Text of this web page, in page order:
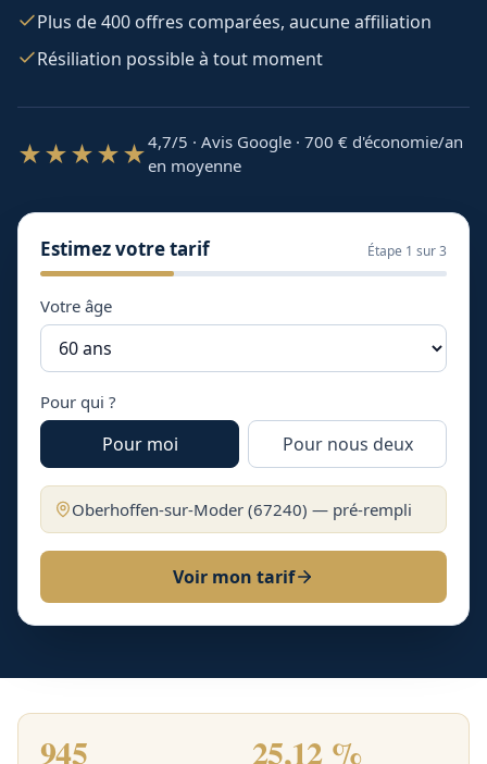
Plus de 400 offres comparées, aucune affiliation
Résiliation possible à tout moment
★★★★★4,7/5 · Avis Google · 700 € d'économie/an
en moyenne
Estimez votre tarif Étape 1 sur 3
Votre âge
Pour qui ?
Pour moi Pour nous deux
Oberhoffen-sur-Moder (67240) — pré-rempli
Voir mon tarif
945 25,12 %